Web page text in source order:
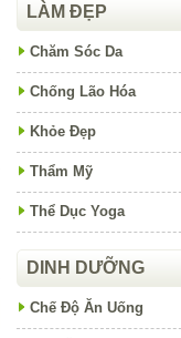
LÀM ĐẸP
Chăm Sóc Da
Chống Lão Hóa
Khỏe Đẹp
Thẩm Mỹ
Thể Dục Yoga
DINH DƯỠNG
Chế Độ Ăn Uống